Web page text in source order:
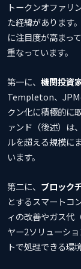
トークンオファリ
た経緯があります
に注目度が高まっ
重なっています。
第一に、 機関投資
Templeton、
クン化に積極的に
ァンド（後述）は
ルを超える規模に
います。
第二に、 ブロック
とするスマートコ
ィの改善やガス代
ヤー2ソリューシ
トで処理できる環